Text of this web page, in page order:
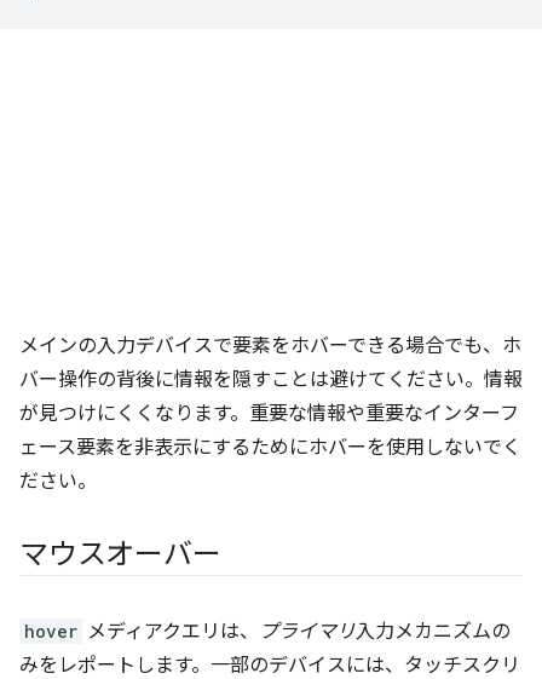
メインの入力デバイスで要素をホバーできる場合でも、ホ
バー操作の背後に情報を隠すことは避けてください。情報
が見つけにくくなります。重要な情報や重要なインターフ
ェース要素を非表示にするためにホバーを使用しないでく
ださい。
マウスオーバー
hover メディアクエリは、 プライマリ入力メカニズムの
みをレポートします。一部のデバイスには、タッチスクリ